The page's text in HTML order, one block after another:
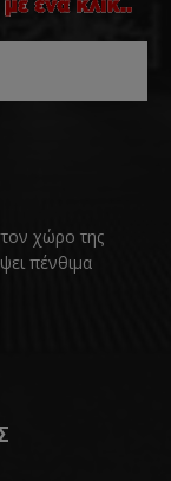
χώρο της
πένθιμα